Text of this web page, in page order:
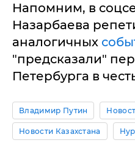
Напомним, в
Назарбаева
аналогичных
"предсказали"
Петербурга в
Владимир Путин
Новости Казахстана